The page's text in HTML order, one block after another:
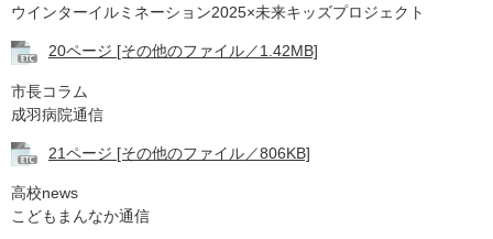
ウインターイルミネーション2025×未来キッズプロジェクト
20ページ [その他のファイル／1.42MB]
市長コラム
成羽病院通信
21ページ [その他のファイル／806KB]
高校news
こどもまんなか通信